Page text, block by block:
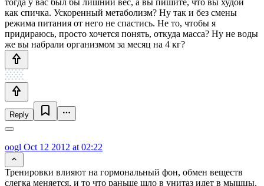
как спичка. Ускоренный метаболизм? Ну так и без смены
режима питания от него не спастись. Не то, чтобы я
придираюсь, просто хочется понять, откуда масса? Ну не воды
же вы набрали организмом за месяц на 4 кг?
Reply
oogl Oct 12 2012 at 02:22
Тренировки влияют на гормональный фон, обмен веществ
слегка меняется, и то что раньше шло в унитаз идет в мышцы.